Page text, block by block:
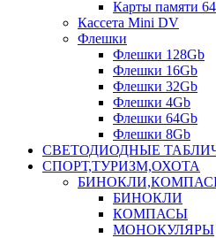
Карты памяти
Кассета Mini DV
Флешки
Флешки 128Gb
Флешки 16Gb
Флешки 32Gb
Флешки 4Gb
Флешки 64Gb
Флешки 8Gb
СВЕТОДИОДНЫЕ
СПОРТ,ТУРИЗМ,ОХОТА
БИНОКЛИ
КОМПАСЫ
МОНОКУЛЯРЫ